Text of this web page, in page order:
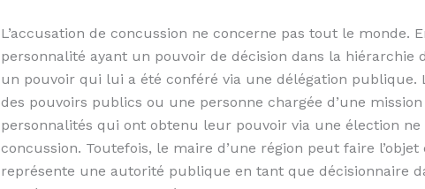
L’accusation de concussion ne concerne pas tout le monde.
personnalité ayant un pouvoir de décision dans la hiérarchie
un pouvoir qui lui a été conféré via une délégation publique.
des pouvoirs publics ou une personne chargée d’une
personnalités qui ont obtenu leur pouvoir via une élection
concussion. Toutefois, le maire d’une région peut faire
représente une autorité publique en tant que décisionnaire